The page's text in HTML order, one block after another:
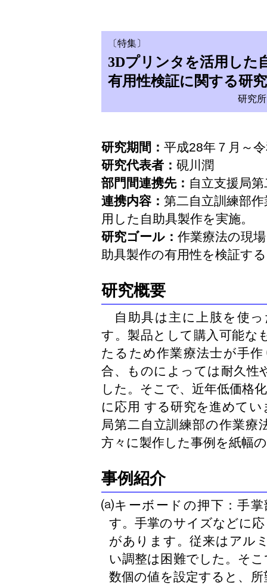
〔特集〕
3Dプリンタを活用した
有用性検証に関する研究
研究
研究期間： 平成28年７月～
研究代表者： 硯川潤
部門間連携先： 自立支援局
連携内容： 第二自立訓練部
用した自助具製作を実施。
研究ゴール： 作業療法の現
助具製作の有用性を検証す
研究概要
自助具は主に上肢を使っ
す。製品として購入可能な
たるため作業療法士が手
合、ものによっては耐久性
した。そこで、近年低価格
に応用 する研究を進めて
局第二自立訓練部の作業療
方々に製作した事例を紙幅
事例紹介
⒜キーボードの押下：手
す。手掌のサイズなどに
があります。従来はアル
い調整は困難でした。そ
数個の値を設定すると、